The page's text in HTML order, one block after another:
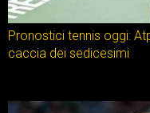
Pronostici tennis oggi:
caccia dei sedicesimi